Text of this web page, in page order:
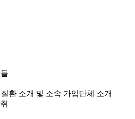
환 소개 및 소속 가입단체 소개